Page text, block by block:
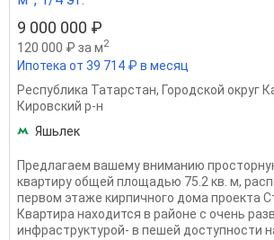
9 000 000 ₽
120 000 ₽ за м2
Ипотека от 39 714 ₽ в месяц
Республика Татарстан, Городской округ
Кировский р-н
Яшьлек
Предлагаем вашему вниманию
квартиру общей площадью 75.2 кв. м,
первом этаже кирпичного дома проекта
Квартира находится в районе с очень
инфраструктурой- в пешей доступности